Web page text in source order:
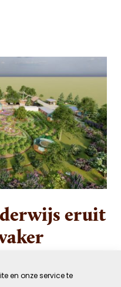
en onze service te
eruit
is?